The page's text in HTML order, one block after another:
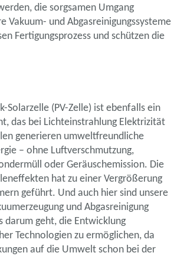
die sorgsamen Umgang
Vakuum- und Abgasreinigungssysteme
Fertigungsprozess und schützen die
Solarzelle (PV-Zelle) ist ebenfalls ein
das bei Lichteinstrahlung Elektrizität
generieren umweltfreundliche
– ohne Luftverschmutzung,
oder Geräuschemission. Die
hat zu einer Vergrößerung
geführt. Und auch hier sind unsere
und Abgasreinigung
darum geht, die Entwicklung
Technologien zu ermöglichen, da
auf die Umwelt schon bei der